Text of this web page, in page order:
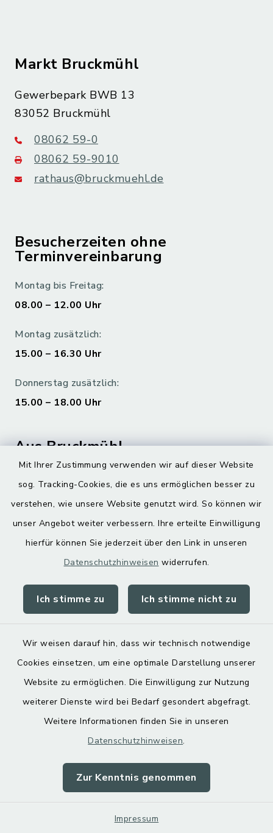
Mit Ihrer Zustimmung verwenden wir auf dieser Website
sog. Tracking-Cookies, die es uns ermöglichen besser zu
verstehen, wie unsere Website genutzt wird. So können wir
unser Angebot weiter verbessern. Ihre erteilte Einwilligung
hierfür können Sie jederzeit über den Link in unseren
Datenschutzhinweisen widerrufen.
Ich stimme zu Ich stimme nicht zu
Wir weisen darauf hin, dass wir technisch notwendige
Cookies einsetzen, um eine optimale Darstellung unserer
Website zu ermöglichen. Die Einwilligung zur Nutzung
weiterer Dienste wird bei Bedarf gesondert abgefragt.
Weitere Informationen finden Sie in unseren
Datenschutzhinweisen.
Zur Kenntnis genommen
Impressum
Markt Bruckmühl
Gewerbepark BWB 13
83052 Bruckmühl
08062 59-0
08062 59-9010
rathaus@bruckmuehl.de
Besucherzeiten ohne
Terminvereinbarung
Montag bis Freitag:
08.00 – 12.00 Uhr
Montag zusätzlich:
15.00 – 16.30 Uhr
Donnerstag zusätzlich:
15.00 – 18.00 Uhr
Aus Bruckmühl
Digitaler Ortsplan
Kontakt
Datenschutz
Impressum
Sitemap
Cookie-Einstellungen